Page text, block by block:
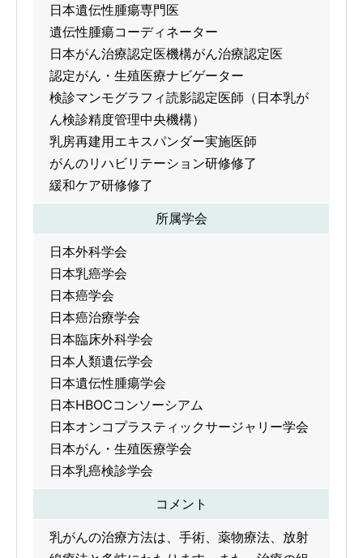
日本遺伝性腫瘍専門医
遺伝性腫瘍コーディネーター
日本がん治療認定医機構がん治療認定医
認定がん・生殖医療ナビゲーター
検診マンモグラフィ読影認定医師（日本乳が
ん検診精度管理中央機構）
乳房再建用エキスパンダー実施医師
がんのリハビリテーション研修修了
緩和ケア研修修了
所属学会
日本外科学会
日本乳癌学会
日本癌学会
日本癌治療学会
日本臨床外科学会
日本人類遺伝学会
日本遺伝性腫瘍学会
日本HBOCコンソーシアム
日本オンコプラスティックサージャリー学会
日本がん・生殖医療学会
日本乳癌検診学会
コメント
乳がんの治療方法は、手術、薬物療法、放射